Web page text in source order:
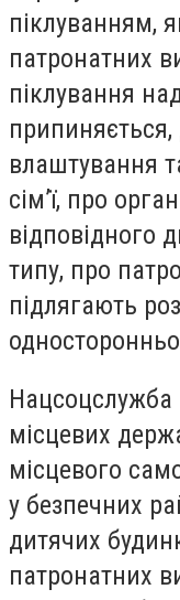
піклуванням,
патронатних
піклування
влаштування
сім’ї, про
відповідного
типу, про
підлягають
Нацсоцслужба
місцевих
місцевого
у безпечних
дитячих
патронатних